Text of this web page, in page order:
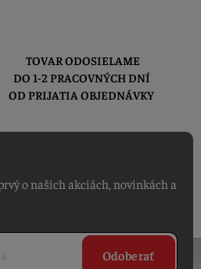
ODOSIELAME
DNÍ
OBJEDNÁVKY
o našich akciách, novinkách a
Odoberať